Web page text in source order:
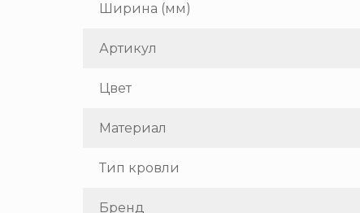
Ширина (мм)
Артикул
Цвет
Материал
Тип кровли
Бренд